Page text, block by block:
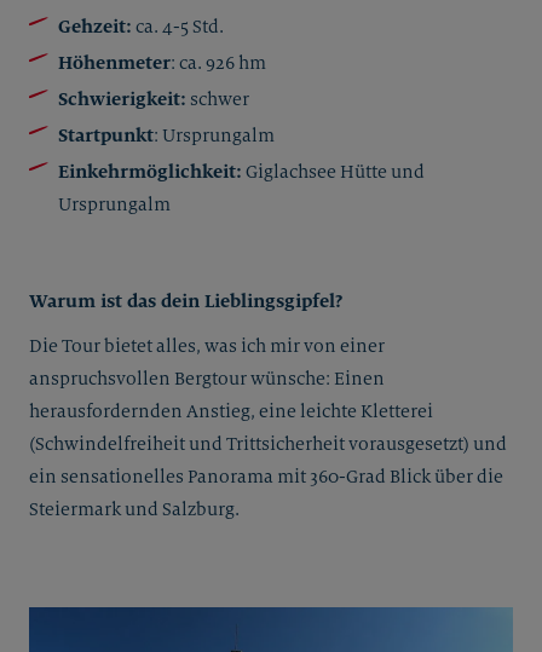
Gehzeit: ca. 4-5 Std.
Höhenmeter: ca. 926 hm
Schwierigkeit: schwer
Startpunkt: Ursprungalm
Einkehrmöglichkeit: Giglachsee Hütte und
Ursprungalm
Warum ist das dein Lieblingsgipfel?
Die Tour bietet alles, was ich mir von einer
anspruchsvollen Bergtour wünsche: Einen
herausfordernden Anstieg, eine leichte Kletterei
(Schwindelfreiheit und Trittsicherheit vorausgesetzt) und
ein sensationelles Panorama mit 360-Grad Blick über die
Steiermark und Salzburg.